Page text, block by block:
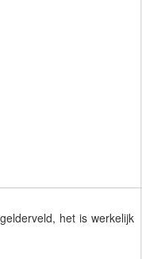
het is werkelijk